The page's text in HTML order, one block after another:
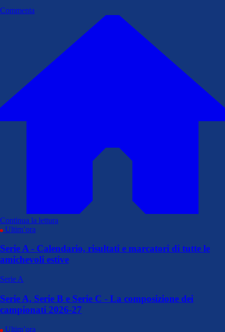
Commenta
Continua la lettura
Ultim’ora
Serie A - Calendario, risultati e marcatori di tutte le
amichevoli estive
Serie A
Serie A, Serie B e Serie C - La composizione dei
campionati 2026-27
Ultim’ora